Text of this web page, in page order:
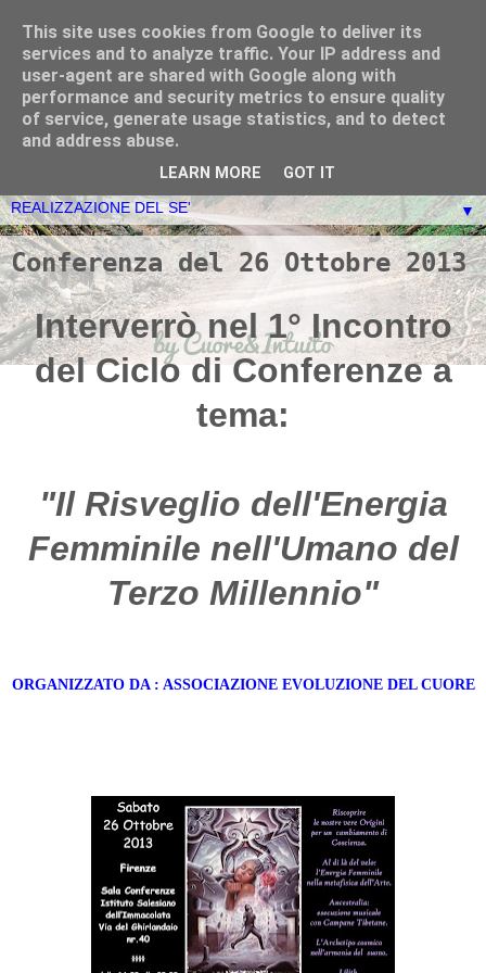
Ciascuno di noi è Dio - La
Nuova Evoluzione:
Cuore&Intuito
▼
Conferenza del 26 Ottobre 2013
Interverrò nel 1° Incontro
del Ciclo di Conferenze a
tema:
"Il Risveglio dell'Energia
Femminile nell'Umano del
Terzo Millennio"
ORGANIZZATO DA : ASSOCIAZIONE EVOLUZIONE DEL CUORE
This site uses cookies from Google to deliver its
services and to analyze traffic. Your IP address and
user-agent are shared with Google along with
performance and security metrics to ensure quality
of service, generate usage statistics, and to detect
and address abuse.
LEARN MORE GOT IT